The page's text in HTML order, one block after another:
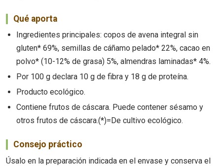
Qué aporta
Ingredientes principales: copos de avena integral sin
gluten* 69%, semillas de cáñamo pelado* 22%, cacao en
polvo* (10-12% de grasa) 5%, almendras laminadas* 4%.
Por 100 g declara 10 g de fibra y 18 g de proteína.
Producto ecológico.
Contiene frutos de cáscara. Puede contener sésamo y
otros frutos de cáscara.(*)=De cultivo ecológico.
Consejo práctico
Úsalo en la preparación indicada en el envase y conserva el